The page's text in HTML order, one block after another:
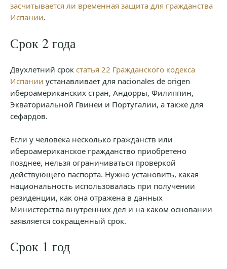
засчитывается ли временная защита для гражданства
Испании.
Срок 2 года
Двухлетний срок статья 22 Гражданского кодекса
Испании устанавливает для nacionales de origen
ибероамериканских стран, Андорры, Филиппин,
Экваториальной Гвинеи и Португалии, а также для
сефардов.
Если у человека несколько гражданств или
ибероамериканское гражданство приобретено
позднее, нельзя ограничиваться проверкой
действующего паспорта. Нужно установить, какая
национальность использовалась при получении
резиденции, как она отражена в данных
Министерства внутренних дел и на каком основании
заявляется сокращенный срок.
Срок 1 год